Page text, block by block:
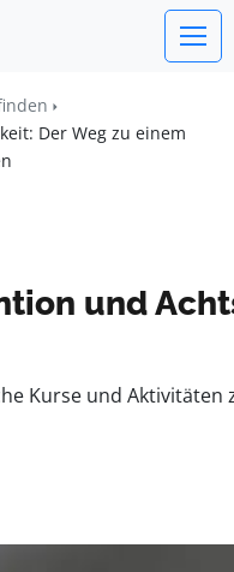
Der Weg zu einem
und
Kurse und